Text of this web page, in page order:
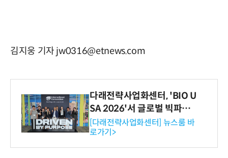
김지웅 기자 jw0316@etnews.com
다래전략사업화센터, 'BIO U
SA 2026'서 글로벌 빅파마
와의 비즈니스 미팅 지원…K
-바이오 해외 진출 교두보 확
보
[다래전략사업화센터] 뉴스룸 바
로가기>